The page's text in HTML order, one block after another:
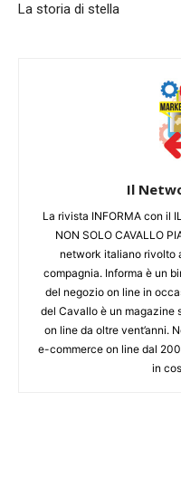
La storia di stella
Il
La rivista INFORMA con il
NON SOLO CAVALLO
network italiano rivolto
compagnia. Informa è un
del negozio on line in
del Cavallo è un magazine
on line da oltre vent’anni.
e-commerce on line dal
in